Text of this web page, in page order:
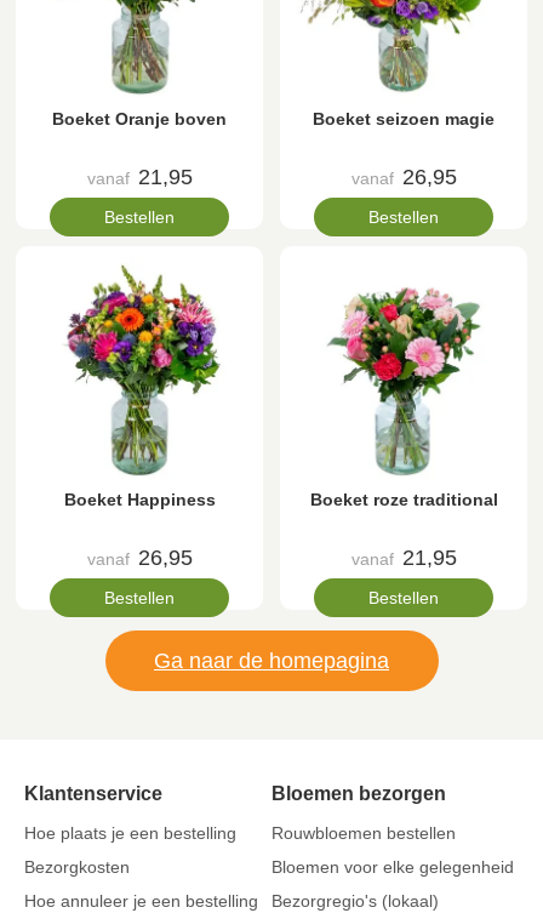
Boeket Oranje boven
vanaf 21,95
Bestellen
Boeket seizoen magie
vanaf 26,95
Bestellen
Boeket Happiness
vanaf 26,95
Bestellen
Boeket roze traditional
vanaf 21,95
Bestellen
Ga naar de homepagina
Klantenservice
Hoe plaats je een bestelling
Bezorgkosten
Hoe annuleer je een bestelling
Bloemen bezorgen
Rouwbloemen bestellen
Bloemen voor elke gelegenheid
Bezorgregio's (lokaal)